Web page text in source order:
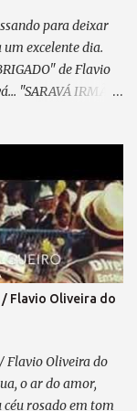
mais do q...
para deixar
excelente dia.
de Flavio
"SARAVÁ IRMÃO
As belas notas
sabedoria, Que
imensidão.
uma obra Para o
em sintonia:
passagens,
compositor —
E até hoje, ...
/ Flavio Oliveira do
Flavio Oliveira do
o ar do amor,
céu rosado em tom